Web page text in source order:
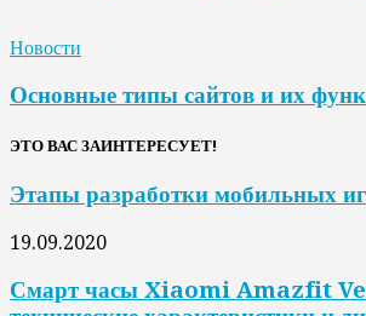
Новости
Основные типы сайтов и их
ЭТО ВАС ЗАИНТЕРЕСУЕТ!
Этапы разработки мобильных
19.09.2020
Смарт часы Xiaomi Amazfit